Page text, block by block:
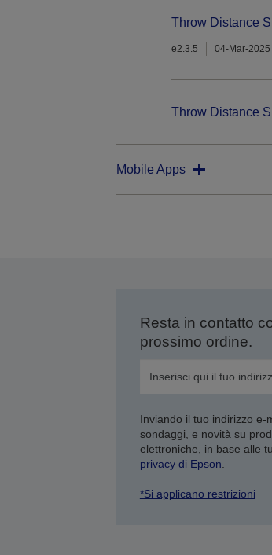
Throw Distance
e2.3.5 04-Mar-2025
Throw Distance
Mobile Apps
Resta in contatto
prossimo ordine.
Inviando il tuo indirizzo e-
sondaggi, e novità su
elettroniche, in base alle
privacy di Epson.
*Si applicano restrizioni